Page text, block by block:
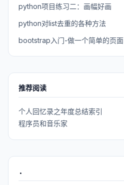
python项目练习二：画幅好画
python对list去重的各种方法
bootstrap入门-做一个简单的页面
推荐阅读
个人回忆录之年度总结索引
程序员和音乐家
.